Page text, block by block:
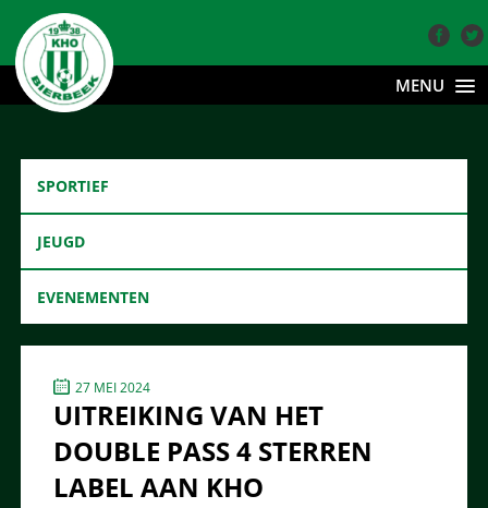
MENU
SPORTIEF
JEUGD
EVENEMENTEN
27 MEI 2024
UITREIKING VAN HET
DOUBLE PASS 4 STERREN
LABEL AAN KHO